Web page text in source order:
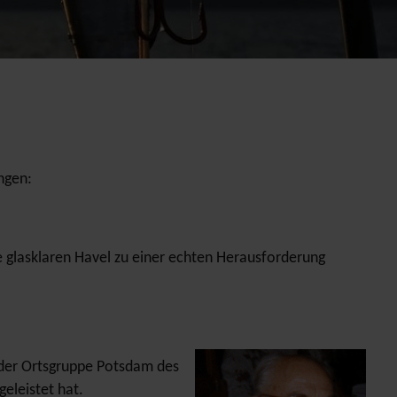
Havel zu einer echten Herausforderung
Ortsgruppe Potsdam des
hat.